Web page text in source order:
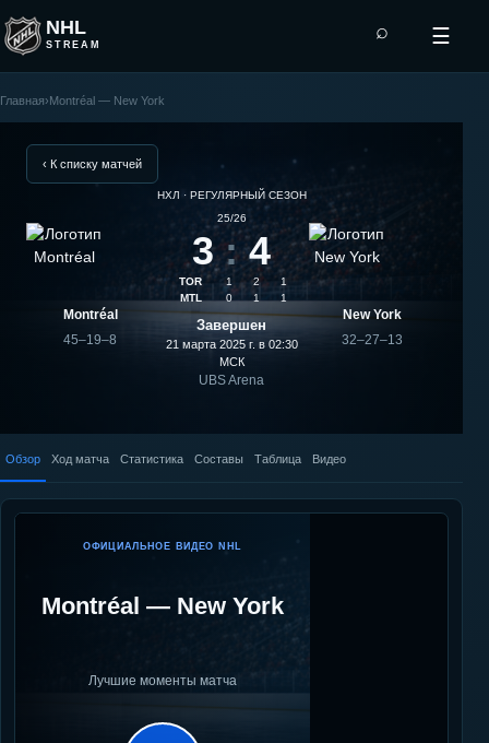
NHL
STREAM
⌕ ☰
New
York
Montréal:
результат
матча
Главная›Montréal — New York
‹ К списку матчей
Montréal
45–19–8
НХЛ · РЕГУЛЯРНЫЙ СЕЗОН
25/26
3 : 4
TOR 1 2
1
MTL
0 1 1
Завершен
21 марта 2025 г. в 02:30
МСК
UBS Arena
New York
32–27–13
Обзор Ход матча Статистика Составы Таблица Видео
ОФИЦИАЛЬНОЕ ВИДЕО NHL
Montréal — New York
Лучшие моменты матча